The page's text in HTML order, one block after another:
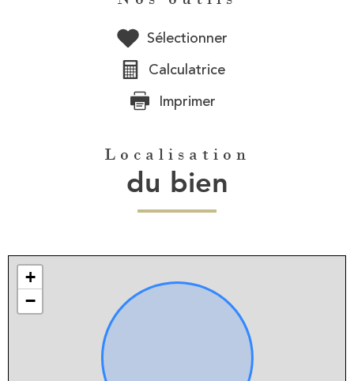
Sélectionner
Calculatrice
Imprimer
Localisation
du bien
+
−